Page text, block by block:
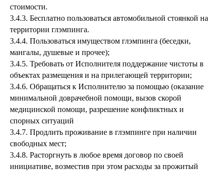
стоимости.
3.4.3. Бесплатно пользоваться автомобильной стоянкой на
территории глэмпинга.
3.4.4. Пользоваться имуществом глэмпинга (беседки,
мангалы, душевые и прочее);
3.4.5. Требовать от Исполнителя поддержание чистоты в
объектах размещения и на прилегающей территории;
3.4.6. Обращаться к Исполнителю за помощью (оказание
минимальной доврачебной помощи, вызов скорой
медицинской помощи, разрешение конфликтных и
спорных ситуаций
3.4.7. Продлить проживание в глэмпинге при наличии
свободных мест;
3.4.8. Расторгнуть в любое время договор по своей
инициативе, возместив при этом расходы за прожитый